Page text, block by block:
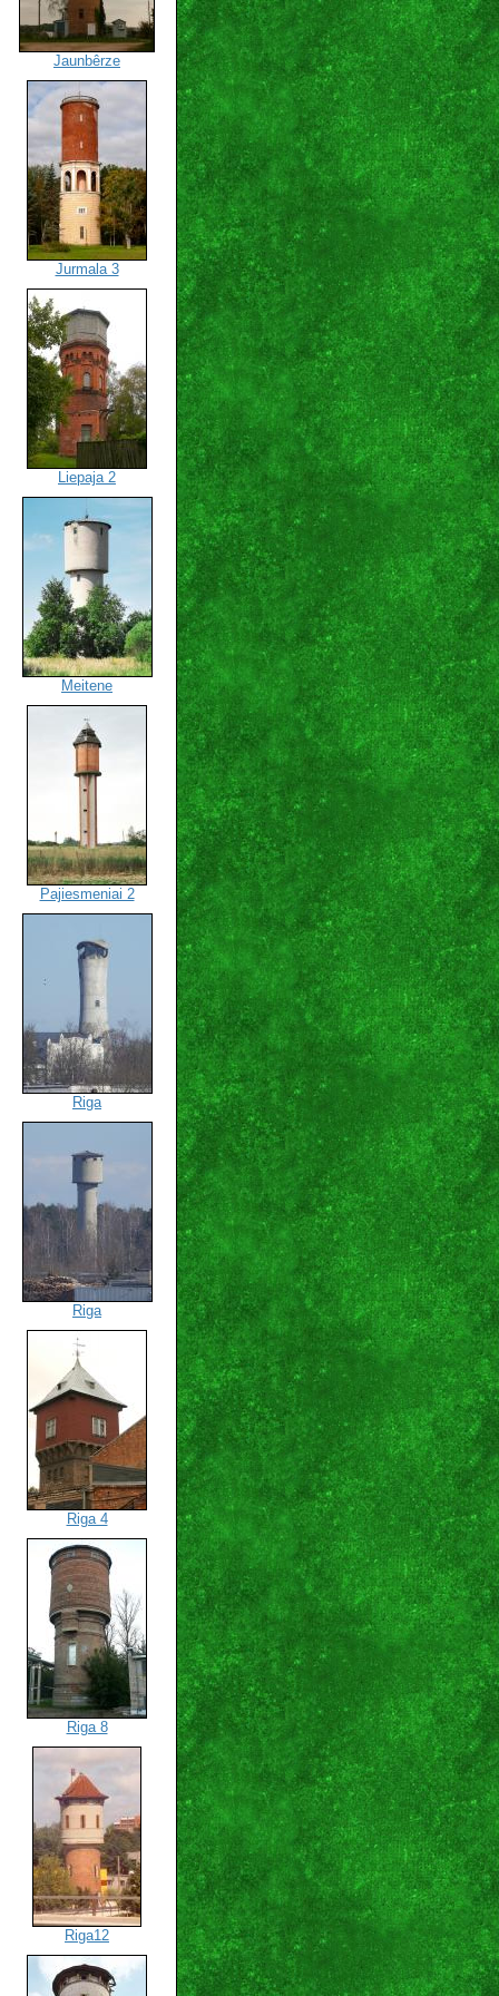
Jaunbêrze
Jurmala 3
Liepaja 2
Meitene
Pajiesmeniai 2
Riga
Riga
Riga 4
Riga 8
Riga12